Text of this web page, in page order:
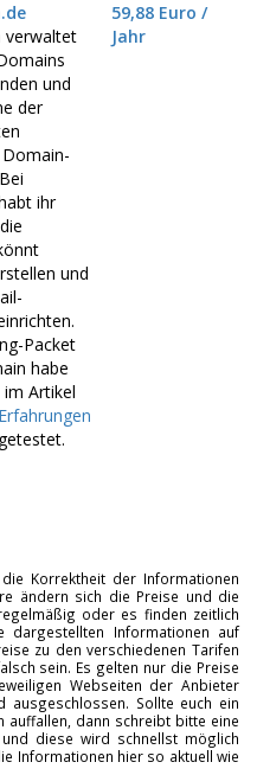
verwaltet
und
der
ihr
und
Packet
habe
Artikel
getestet.
59,88 Euro /
Jahr
Korrektheit der Informationen
ändern sich die Preise und die
oder es finden zeitlich
dargestellten Informationen auf
zu den verschiedenen Tarifen
sein. Es gelten nur die Preise
Webseiten der Anbieter
ausgeschlossen. Sollte euch ein
auffallen, dann schreibt bitte eine
und diese wird schnellst möglich
Informationen hier so aktuell wie